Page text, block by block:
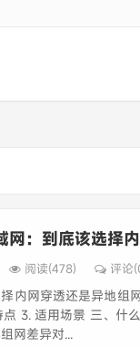
网：到底该选择
阅读(478) 评论
内网穿透还是异地
3. 适用场景 三、什
网差异对...